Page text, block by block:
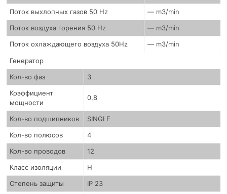
Поток выхлопных газов 50 Hz
— m3/min
Поток воздуха горения 50 Hz
— m3/min
Поток охлаждающего воздуха 50Hz
— m3/min
Генератор
Кол-во фаз
3
Коэффициент
мощности
0,8
Кол-во подшипников
SINGLE
Кол-во полюсов
4
Кол-во проводов
12
Класс изоляции
H
Степень защиты
IP 23